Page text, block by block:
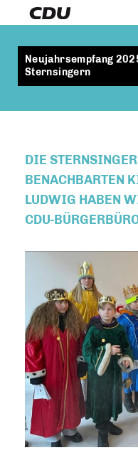
Neujahrsempfang
Sternsingern
DIE
BENACHBARTEN
LUDWIG HABEN
CDU-